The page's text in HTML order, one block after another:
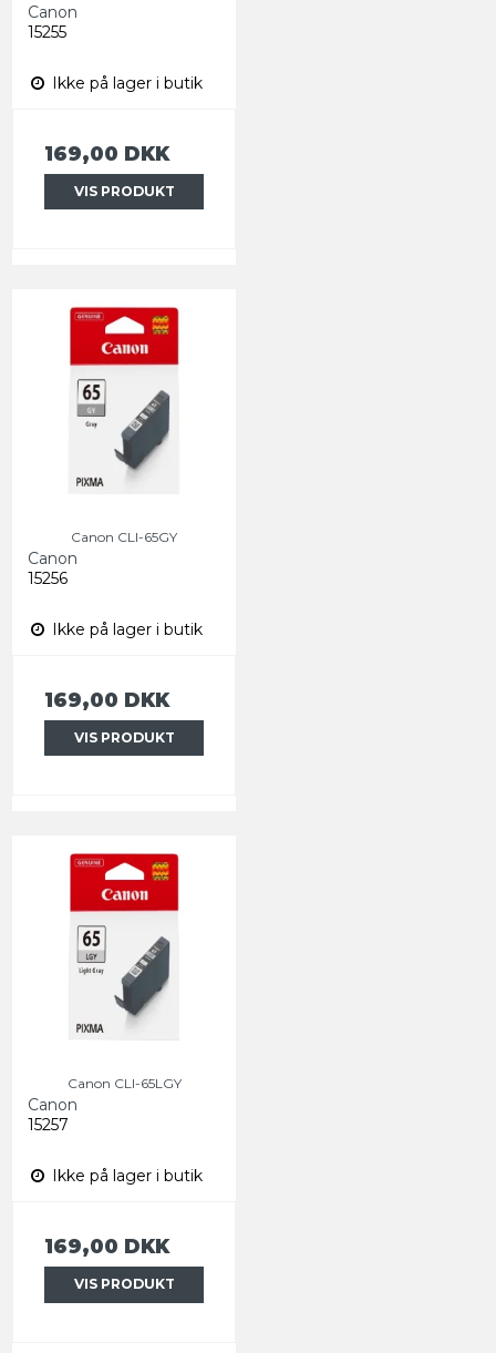
Canon
15255
Ikke på lager i butik
169,00 DKK
VIS PRODUKT
Canon CLI-65GY
Canon
15256
Ikke på lager i butik
169,00 DKK
VIS PRODUKT
Canon CLI-65LGY
Canon
15257
Ikke på lager i butik
169,00 DKK
VIS PRODUKT